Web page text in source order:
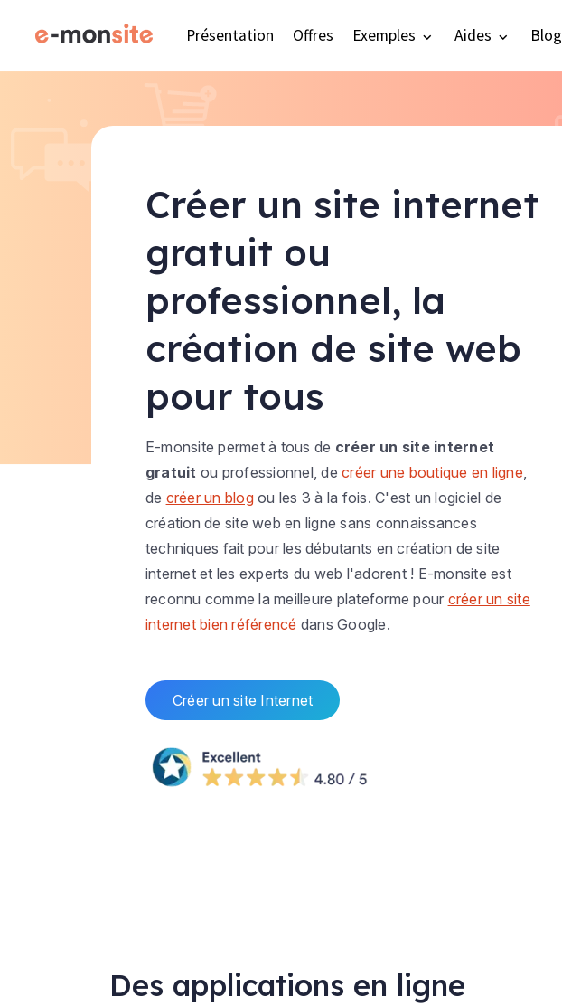
Présentation Offres Exemples Aides Blog
Créer un site internet
gratuit ou
professionnel, la
création de site web
pour tous
E-monsite permet à tous de créer un site internet
gratuit ou professionnel, decréer une boutique en ligne,
de créer un blogou les 3 à la fois. C'est un logiciel de
création de site web en ligne sans connaissances
techniques fait pour les débutants en création de site
internet et les experts du web l'adorent ! E-monsite est
reconnu comme la meilleure plateforme pour créer un site
internet bien référencé dans Google.
Créer un site Internet
Des applications en ligne